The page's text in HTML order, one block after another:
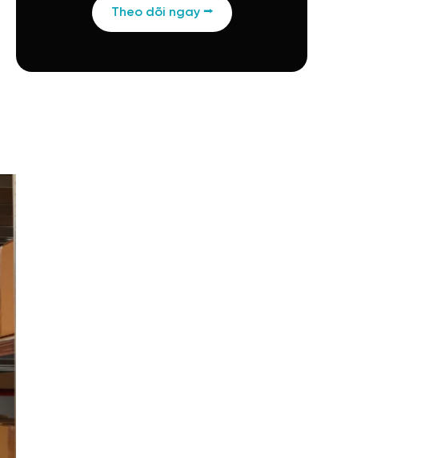
Theo dõi ngay ⭢